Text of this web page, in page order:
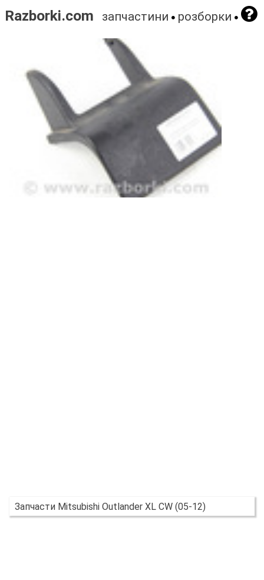
Razborki.com запчастини розборки
Запчасти Mitsubishi Outlander XL CW (05-12)